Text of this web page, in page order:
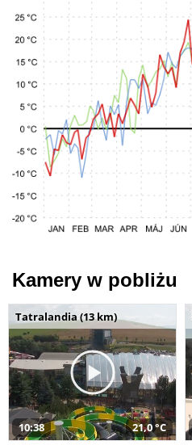
Kamery w pobliżu
Tatralandia (13 km)
10:38 21,0 °C